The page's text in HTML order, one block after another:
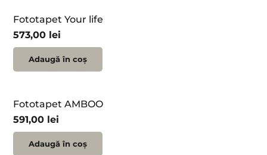
Fototapet Your life
573,00 lei
Adaugă în coș
Fototapet AMBOO
591,00 lei
Adaugă în coș